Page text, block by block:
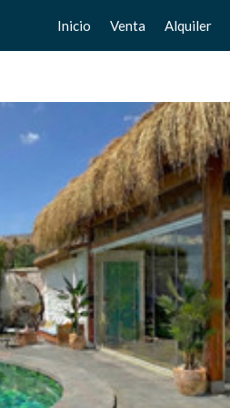
Inicio Venta
Chalets
Adosados
Estudios
Locales
Negocios
Terrenos
Alquiler
Chalets
Adosados
Estudios
Locales
Negocios
Terrenos